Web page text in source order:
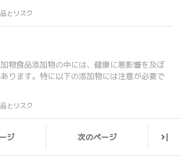
とリスク
物食品添加物の中には、健康に悪影響を及ぼ
ります。特に以下の添加物には注意が必要で
とリスク
ジ 次のページ